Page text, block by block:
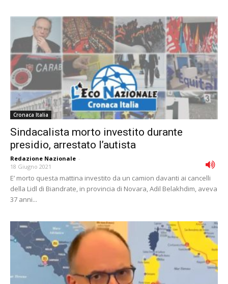
Cronaca Italia
Sindacalista morto investito durante
presidio, arrestato l’autista
Redazione Nazionale -
18 Giugno 2021
E’ morto questa mattina investito da un camion davanti ai cancelli
della Lidl di Biandrate, in provincia di Novara, Adil Belakhdim, aveva
37 anni...